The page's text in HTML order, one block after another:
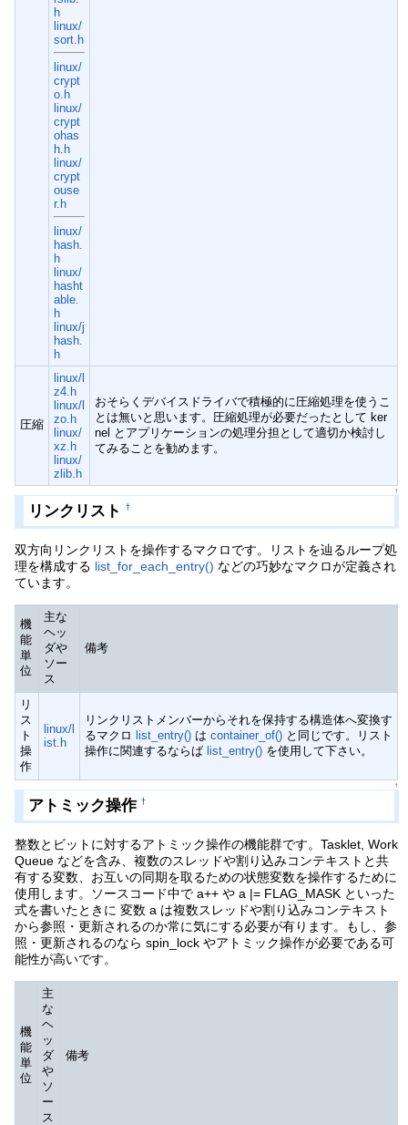
h
linux/
sort.h
linux/
crypt
o.h
linux/
crypt
ohas
h.h
linux/
crypt
ouse
r.h
linux/
hash.
h
linux/
hasht
able.
h
linux/j
hash.
h
圧縮
linux/l
z4.h
linux/l
zo.h
linux/
xz.h
linux/
zlib.h
おそらくデバイスドライバで積極的に圧縮処理を使うこ
とは無いと思います。圧縮処理が必要だったとして ker
nel とアプリケーションの処理分担として適切か検討し
てみることを勧めます。
↑
リンクリスト †
双方向リンクリストを操作するマクロです。リストを辿るループ処
理を構成する list_for_each_entry() などの巧妙なマクロが定義され
ています。
機
能
単
位
主な
ヘッ
ダや
ソー
ス
備考
リ
ス
ト
操
作
linux/l
ist.h
リンクリストメンバーからそれを保持する構造体へ変換す
るマクロ list_entry() はcontainer_of() と同じです。リスト
操作に関連するならば list_entry() を使用して下さい。
↑
アトミック操作 †
整数とビットに対するアトミック操作の機能群です。Tasklet, Work
Queue などを含み、複数のスレッドや割り込みコンテキストと共
有する変数、お互いの同期を取るための状態変数を操作するために
使用します。ソースコード中で a++ や a |= FLAG_MASK といった
式を書いたときに 変数 a は複数スレッドや割り込みコンテキスト
から参照・更新されるのか常に気にする必要が有ります。もし、参
照・更新されるのなら spin_lock やアトミック操作が必要である可
能性が高いです。
機
能
単
位
主
な
ヘ
ッ
ダ
や
ソ
ー
ス
備考